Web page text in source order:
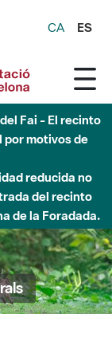
CA ES
Fai - El recinto
por motivos de
reducida no
del recinto
de la Foradada.